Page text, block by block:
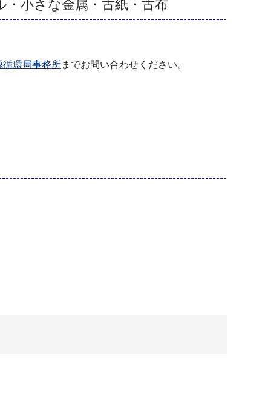
小さな金属・古紙・古布
循環局事務所までお問い合わせください。